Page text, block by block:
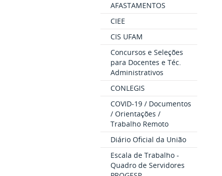
AFASTAMENTOS
CIEE
CIS UFAM
Concursos e Seleções
para Docentes e Téc.
Administrativos
CONLEGIS
COVID-19 / Documentos
/ Orientações /
Trabalho Remoto
Diário Oficial da União
Escala de Trabalho -
Quadro de Servidores